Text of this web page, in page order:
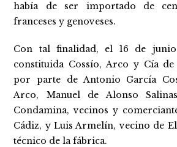
había de ser importado de
franceses y genoveses.
Con tal finalidad, el 16 de junio
constituida Cossío, Arco y Cía
por parte de Antonio García
Arco, Manuel de Alonso
Condamina, vecinos y
Cádiz, y Luis Armelín, vecino de
técnico de la fábrica.